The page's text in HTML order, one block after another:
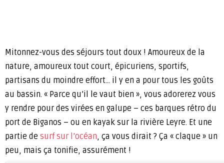
Mitonnez-vous des séjours tout doux ! Amoureux de la
nature, amoureux tout court, épicuriens, sportifs,
partisans du moindre effort… il y en a pour tous les goûts
au bassin. « Parce qu’il le vaut bien », vous adorerez vous
y rendre pour des virées en galupe – ces barques rétro du
port de Biganos – ou en kayak sur la rivière Leyre. Et une
partie de surf sur l’océan, ça vous dirait ? Ça « claque » un
peu, mais ça tonifie, assurément !